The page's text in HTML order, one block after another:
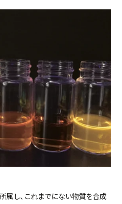
属し、これまでにない物質を合成